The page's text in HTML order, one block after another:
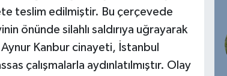
teslim edilmiştir. ⁠Bu çerçevede
önünde silahlı saldırıya uğrayarak
Kanbur cinayeti, İstanbul
çalışmalarla aydınlatılmıştır. Olay